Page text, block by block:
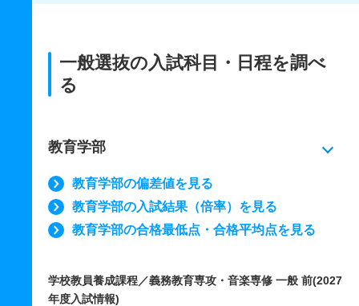
一般選抜の入試科目・日程を調べ
る
教育学部
教育学部の偏差値を見る
教育学部の入試結果（倍率）を見る
教育学部の合格最低点・合格平均点を見る
学校教員養成課程／義務教育専攻・音楽専修 一般 前(2027
年度入試情報)